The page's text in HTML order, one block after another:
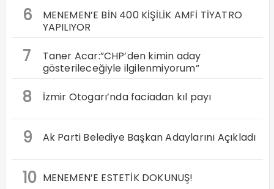
6
MENEMEN’E BİN 400 KİŞİLİK AMFİ TİYATRO
YAPILIYOR
7
Taner Acar:”CHP’den kimin aday
gösterileceğiyle ilgilenmiyorum”
8 İzmir Otogarı’nda faciadan kıl payı
9 Ak Parti Belediye Başkan Adaylarını Açıkladı
10 MENEMEN’E ESTETİK DOKUNUŞ!